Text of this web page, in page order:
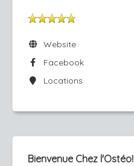
Website
Facebook
Locations
Bienvenue Chez l'Ostéo!